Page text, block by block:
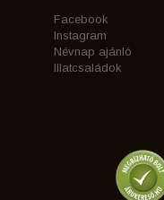
Facebook
Instagram
Névnap ajánló
Illatcsaládok